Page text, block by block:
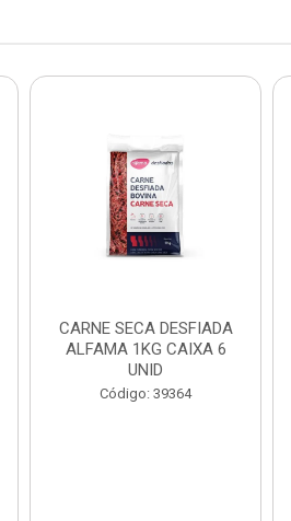
CARNE SECA DESFIADA
ALFAMA 1KG CAIXA 6
UNID
Código: 39364